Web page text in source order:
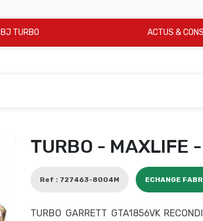
BJ TURBO ACTUS &
TURBO - MAXLIFE
Ref : 727463-8004M ECHANGE
TURBO GARRETT GTA1856VK